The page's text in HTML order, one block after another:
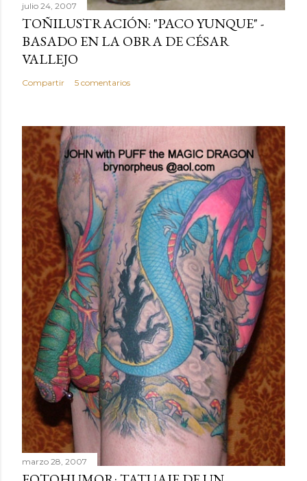
julio 24, 2007
TOÑILUSTRACIÓN: "PACO YUNQUE" -
BASADO EN LA OBRA DE CÉSAR
VALLEJO
Compartir 5 comentarios
marzo 28, 2007